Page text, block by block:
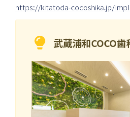
https://kitatoda-cocoshika.jp/
武蔵浦和COCO歯